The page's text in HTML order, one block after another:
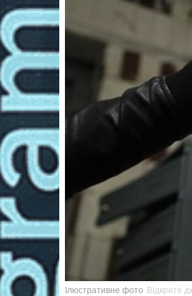
Ілюстративне фото Відкрите